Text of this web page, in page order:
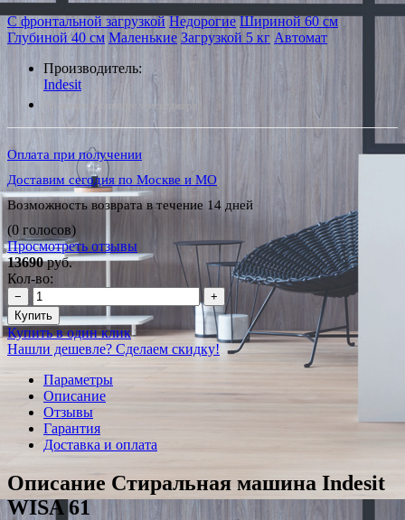
С фронтальной загрузкой Недорогие Шириной 60 см
Глубиной 40 см Маленькие Загрузкой 5 кг Автомат
Производитель:
Indesit
*Наличие уточняйте у менеджера
Оплата при получении
Доставим сегодня по Москве и МО
Возможность возврата в течение 14 дней
(0 голосов)
Просмотреть отзывы
13690руб.
Кол-во:
−
+
Купить
Купить в один клик
Нашли дешевле? Сделаем скидку!
Параметры
Описание
Отзывы
Гарантия
Доставка и оплата
Описание Стиральная машина Indesit
WISA 61